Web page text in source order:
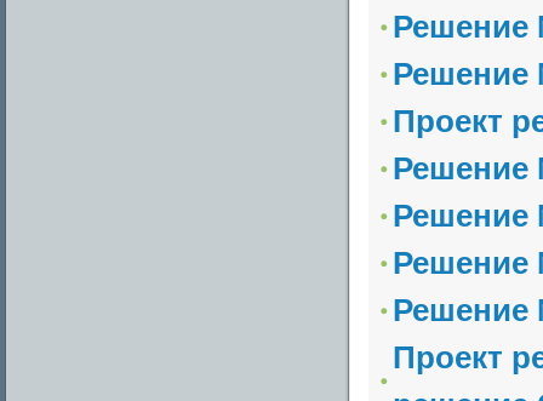
Решение
Решение
Проект
Решение
Решение
Решение
Решение
Проект